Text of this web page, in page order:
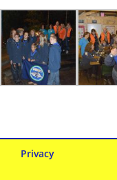
Privacy